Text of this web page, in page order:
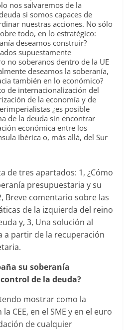
nos salvaremos de la
si somos capaces de
nuestras acciones. No sólo
todo, en lo estratégico:
deseamos construir?
supuestamente
no soberanos dentro de la UE
deseamos la soberanía,
también en lo económico?
de internacionalización del
de la economía y de
¿es posible
de la deuda sin encontrar
económica entre los
Ibérica o, más allá, del Sur
de tres apartados: 1, ¿Cómo
presupuestaria y su
Breve comentario sobre las
de la izquierda del reino
y, 3, Una solución al
a partir de la recuperación
su soberanía
de la deuda?
mostrar como la
CEE, en el SME y en el euro
de cualquier